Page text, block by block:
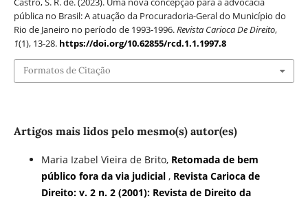
pública no Brasil: A atuação da Procuradoria-Geral do Município do
Rio de Janeiro no período de 1993-1996.Revista Carioca De Direito,
1(1), 13-28. https://doi.org/10.62855/rcd.1.1.1997.8
Formatos de Citação
Artigos mais lidos pelo mesmo(s) autor(es)
Maria Izabel Vieira de Brito, Retomada de bem
público fora da via judicial , Revista Carioca de
Direito: v. 2 n. 2 (2001): Revista de Direito da